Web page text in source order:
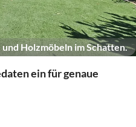
Holzmöbeln im Schatten.
ein für genaue